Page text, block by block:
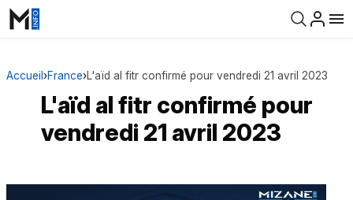
Accueil ›France›L'aïd al fitr confirmé pour vendredi 21 avril 2023
L'aïd al fitr confirmé pour
vendredi 21 avril 2023